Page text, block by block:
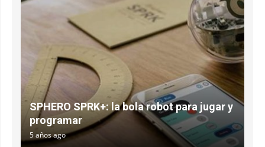
SPHERO SPRK+: la bola robot para jugar y
programar
5 años ago